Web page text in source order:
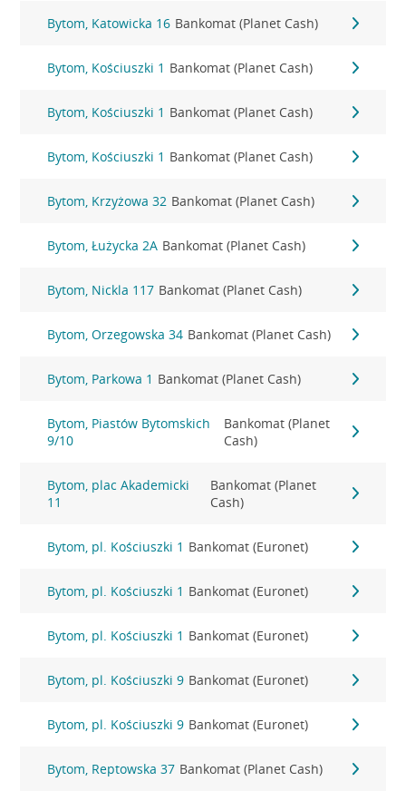
Bytom, Katowicka 16 Bankomat (Planet Cash)
Bytom, Kościuszki 1 Bankomat (Planet Cash)
Bytom, Kościuszki 1 Bankomat (Planet Cash)
Bytom, Kościuszki 1 Bankomat (Planet Cash)
Bytom, Krzyżowa 32 Bankomat (Planet Cash)
Bytom, Łużycka 2A Bankomat (Planet Cash)
Bytom, Nickla 117 Bankomat (Planet Cash)
Bytom, Orzegowska 34 Bankomat (Planet Cash)
Bytom, Parkowa 1 Bankomat (Planet Cash)
Bytom, Piastów Bytomskich
9/10
Bankomat (Planet
Cash)
Bytom, plac Akademicki
11
Bankomat (Planet
Cash)
Bytom, pl. Kościuszki 1 Bankomat (Euronet)
Bytom, pl. Kościuszki 1 Bankomat (Euronet)
Bytom, pl. Kościuszki 1 Bankomat (Euronet)
Bytom, pl. Kościuszki 9 Bankomat (Euronet)
Bytom, pl. Kościuszki 9 Bankomat (Euronet)
Bytom, Reptowska 37 Bankomat (Planet Cash)